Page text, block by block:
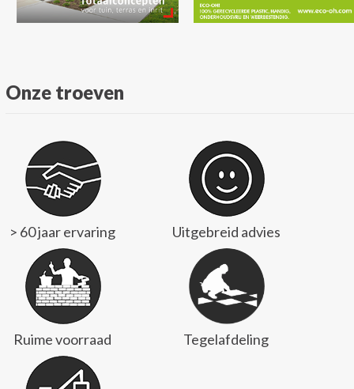
Onze troeven
> 60 jaar ervaring Uitgebreid advies
Ruime voorraad Tegelafdeling